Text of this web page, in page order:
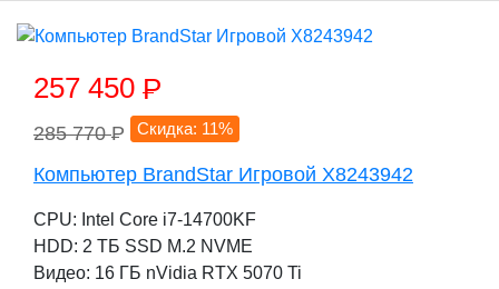
257 450 P
285 770P Скидка: 11%
Компьютер BrandStar Игровой X8243942
CPU: Intel Core i7-14700KF
HDD: 2 TБ SSD M.2 NVME
Видео: 16 ГБ nVidia RTX 5070 Ti